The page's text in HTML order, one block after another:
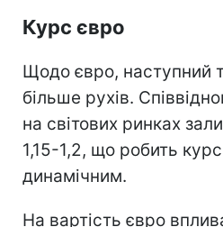
Курс євро
Щодо євро, наступний
більше рухів.
на світових ринках
1,15-1,2, що робить
динамічним.
На вартість євро